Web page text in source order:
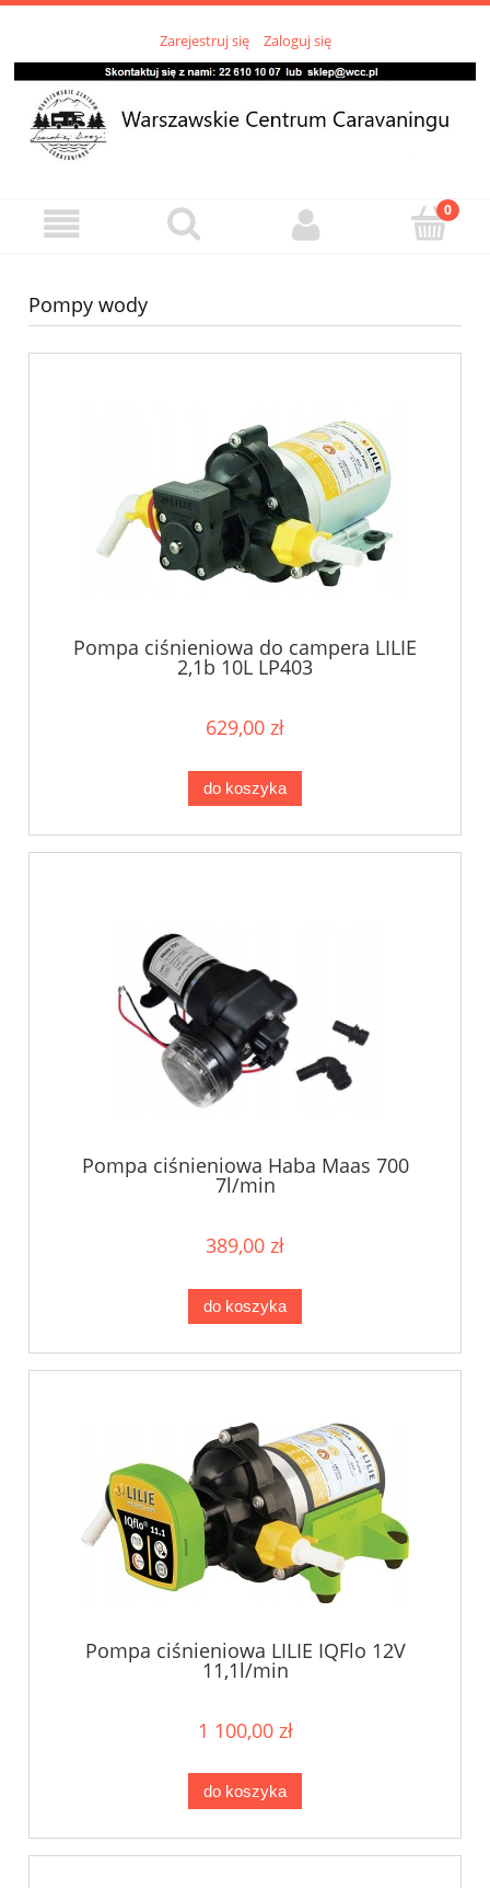
Zarejestruj się Zaloguj się
Pompy wody
Pompa ciśnieniowa do campera LILIE
2,1b 10L LP403
629,00 zł
do koszyka
Pompa ciśnieniowa Haba Maas 700
7l/min
389,00 zł
do koszyka
Pompa ciśnieniowa LILIE IQFlo 12V
11,1l/min
1 100,00 zł
do koszyka